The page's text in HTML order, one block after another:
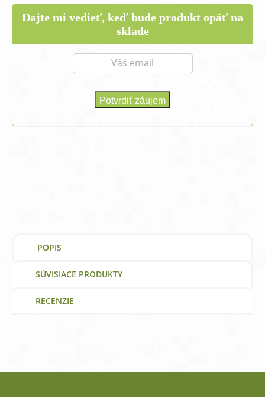
was: is:
3,65 €.
Dajte mi vedieť, keď bude produkt opäť na
sklade
POPIS
SÚVISIACE PRODUKTY
RECENZIE